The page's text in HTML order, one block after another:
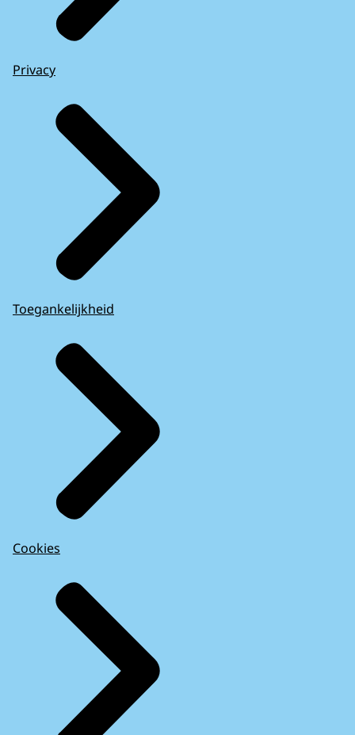
Privacy
Toegankelijkheid
Cookies